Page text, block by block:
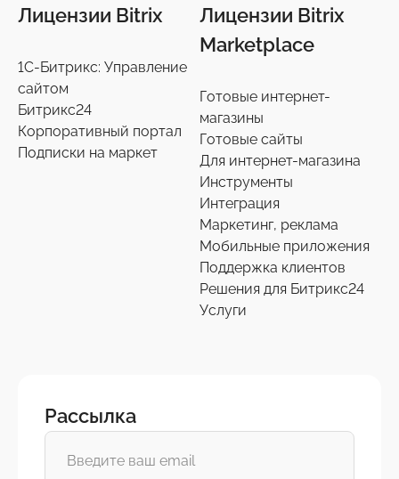
Лицензии Bitrix
1С-Битрикс: Управление
сайтом
Битрикс24
Корпоративный портал
Подписки на маркет
Лицензии Bitrix
Marketplace
Готовые интернет-
магазины
Готовые сайты
Для интернет-магазина
Инструменты
Интеграция
Маркетинг, реклама
Мобильные приложения
Поддержка клиентов
Решения для Битрикс24
Услуги
Рассылка